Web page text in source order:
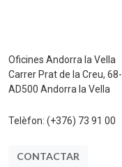
Oficines Andorra la Vella
Carrer Prat de la Creu,
AD500 Andorra la Vella
Telèfon: (+376) 73 91 00
CONTACTAR